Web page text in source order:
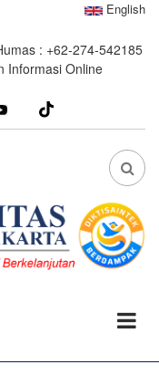
English
: +62-274-542185
Informasi Online
youtube
FA